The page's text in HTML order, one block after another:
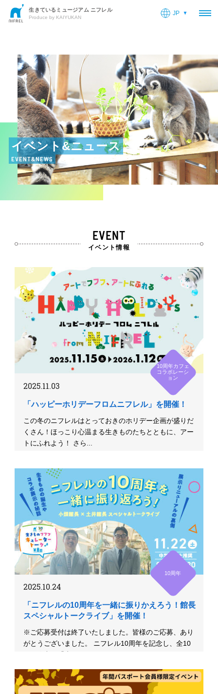
生きているミュージアム ニフレル
Produce by KAIYUKAN
JP
イベント&ニュース
EVENT&NEWS
EVENT
イベント情報
10周年カフェ
コラボレーシ
ョン
2025.11.03
「ハッピーホリデーフロムニフレル」を開催！
この冬のニフレルはとっておきのホリデー企画が盛りだ
くさん！ほっこり心温まる生きものたちとともに、アー
トにふれよう！ さら...
10周年
2025.10.24
「ニフレルの10周年を一緒に振りかえろう！館長
スペシャルトークライブ」を開催！
※ご応募受付は終了いたしました。皆様のご応募、あり
がとうございました。 ニフレル10周年を記念し、全10